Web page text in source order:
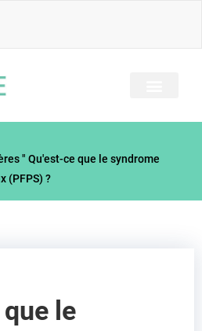
" Qu'est-ce que le syndrome
(PFPS) ?
le